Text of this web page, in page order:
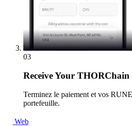
03
ReceiveYour THORChain
Terminez le paiement et vos
portefeuille.
Web